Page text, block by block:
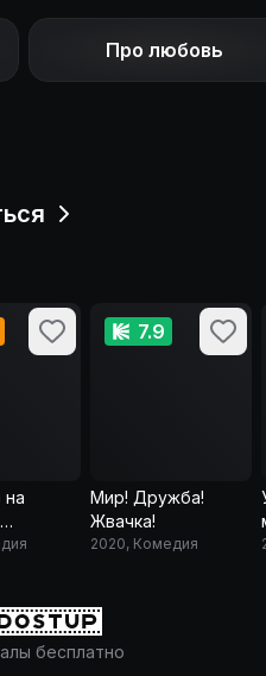
Про любовь
на
7.9
Мир! Дружба!
Жвачка!
2020, Комедия
бесплатно